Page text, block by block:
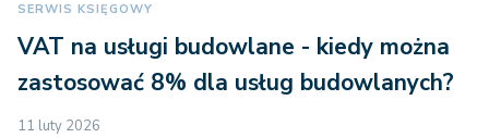
SERWIS KSIĘGOWY
VAT na usługi budowlane - kiedy można
zastosować 8% dla usług budowlanych?
11 luty 2026